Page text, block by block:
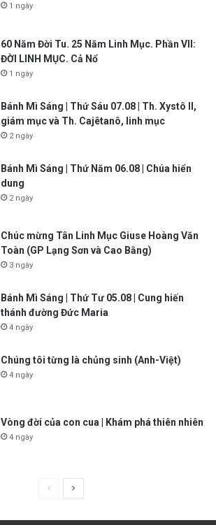
1 ngày
60 Năm Đời Tu. 25 Năm Linh Mục. Phần VII:
ĐỜI LINH MỤC. Cả Nổ
1 ngày
Bánh Mì Sáng | Thứ Sáu 07.08 | Th. Xystô II,
giám mục và Th. Cajêtanô, linh mục
2 ngày
Bánh Mì Sáng | Thứ Năm 06.08 | Chúa hiển
dung
2 ngày
Chúc mừng Tân Linh Mục Giuse Hoàng Văn
Toàn (GP Lạng Sơn và Cao Bằng)
3 ngày
Bánh Mì Sáng | Thứ Tư 05.08 | Cung hiến
thánh đường Đức Maria
4 ngày
Chúng tôi từng là chủng sinh (Anh-Việt)
4 ngày
Vòng đời của con cua | Khám phá thiên nhiên
4 ngày